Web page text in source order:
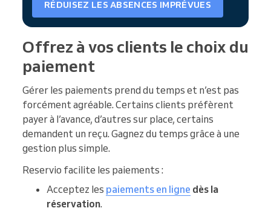
RÉDUISEZ LES ABSENCES IMPRÉVUES
Offrez à vos clients le choix du
paiement
Gérer les paiements prend du temps et n’est pas
forcément agréable. Certains clients préfèrent
payer à l’avance, d’autres sur place, certains
demandent un reçu. Gagnez du temps grâce à une
gestion plus simple.
Reservio facilite les paiements :
Acceptez les paiements en ligne dès la
réservation.